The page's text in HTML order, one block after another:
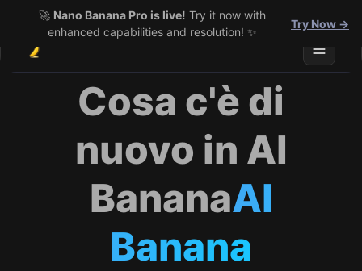
🚀 Nano Banana Pro is live! Try it now with
enhanced capabilities and resolution! ✨
Try Now →
Toggle
Cosa c'è di
nuovo in AI
BananaAI
Banana